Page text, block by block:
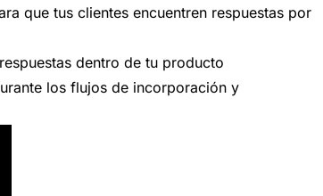
que tus clientes encuentren respuestas por
dentro de tu producto
los flujos de incorporación y